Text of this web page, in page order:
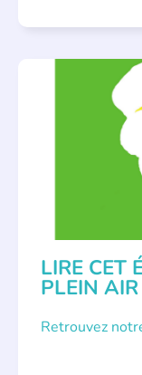
BIBLIOTHÈQUES
LITTÉRATURE
LIRE CET
PLEIN AIR
Retrouvez